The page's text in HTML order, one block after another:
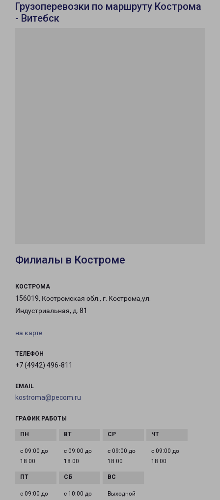
Грузоперевозки по маршруту Кострома
- Витебск
Филиалы в Костроме
КОСТРОМА
156019, Костромская обл., г. Кострома,ул.
Индустриальная, д. 81
на карте
ТЕЛЕФОН
+7 (4942) 496-811
EMAIL
kostroma@pecom.ru
ГРАФИК РАБОТЫ
с 09:00 до
18:00
с 09:00 до
18:00
с 09:00 до
18:00
с 09:00 до
18:00
с 09:00 до
с 10:00 до
Выходной